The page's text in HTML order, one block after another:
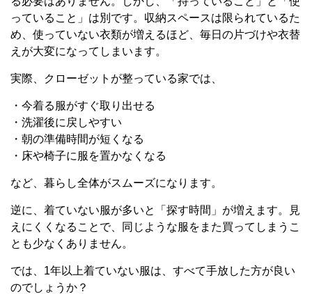
っていること」は別です。収納スペースは限られているた
め、使っていない衣類が増えるほど、毎日の片づけや衣替
えが大変になってしまいます。
実際、クローゼットが整っている家では、
・今着る服がすぐ取り出せる
・洗濯後に戻しやすい
・朝の準備時間が短くなる
・床や椅子に服を置かなくなる
など、暮らし全体がスムーズになります。
逆に、着ていない服が多いと「探す時間」が増えます。見
えにくくなることで、同じような服をまた買ってしまうこ
とも少なくありません。
では、1年以上着ていない服は、すべて手放した方が良い
のでしょうか？